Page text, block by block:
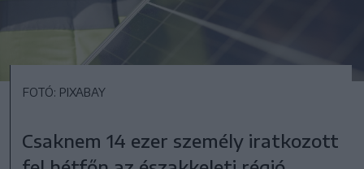
FOTÓ: PIXABAY
Csaknem 14 ezer személy iratkozott